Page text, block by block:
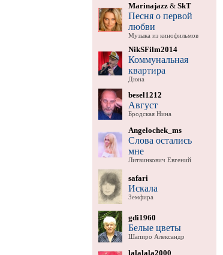
Marinajazz& SkT
Песня о первой
любви
Музыка из кинофильмов
NikSFilm2014
Коммунальная
квартира
Дюна
besel1212
Август
Бродская Нина
Angelochek_ms
Слова остались
мне
Литвинкович Евгений
safari
Искала
Земфира
gdi1960
Белые цветы
Шапиро Александр
lalalala2000